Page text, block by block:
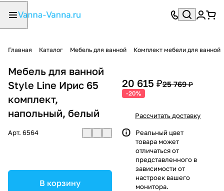
Главная Каталог Мебель для ванной Комплект мебели для ванной
Мебель для ванной
Style Line Ирис 65
комплект,
напольный, белый
Арт. 6564
В корзину
20 615 ₽25 769 ₽
-20%
Рассчитать доставку
Реальный цвет
товара может
отличаться от
представленного в
зависимости от
настроек вашего
монитора.